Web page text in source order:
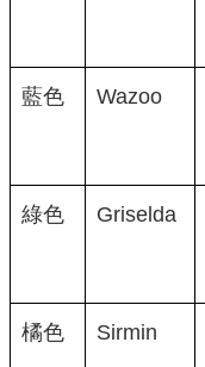
藍色 Wazoo
綠色 Griselda
橘色 Sirmin